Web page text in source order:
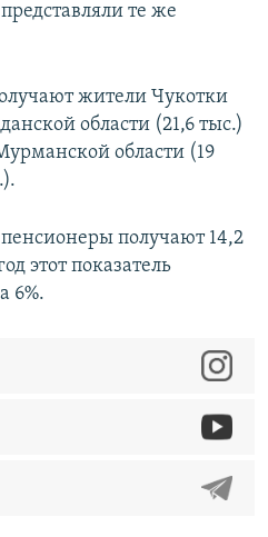
те же
жители Чукотки
области (21,6 тыс.)
области (19
получают 14,2
этот показатель
6%.